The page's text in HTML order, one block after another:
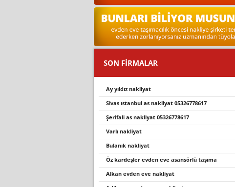
SON FİRMALAR
ay yıldız nakliyat
sivas ıstanbul as nakliyat 05326778617
şerifali as nakliyat 05326778617
varlı nakliyat
bulanik nakli̇yat
öz kardeşler evden eve asansörlü taşıma
alkan evden eve nakliyat